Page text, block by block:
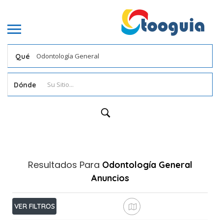
Qué
Dónde
Resultados Para Odontología General
Anuncios
VER FILTROS